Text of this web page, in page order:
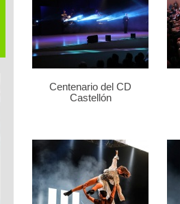
Centenario del CD
Castellón